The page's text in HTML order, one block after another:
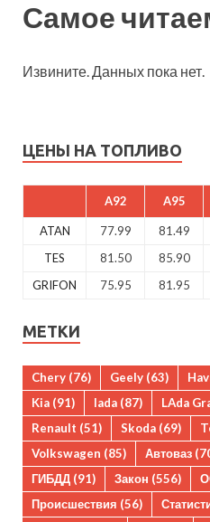
Самое
Извините. Данных пока нет.
ЦЕНЫ НА ТОПЛИВО
A92 A95
ATAN 77.99 81.49
TES
81.50 85.90
GRIFON
75.95 81.95
МЕТКИ
Chery (76) Geely (63)
Kia (91) lada (87) LAda
Renault (51) Skoda (69)
Volkswagen (85) Автоваз
ГИБДД (91) Закон (556)
Происшествия (56)